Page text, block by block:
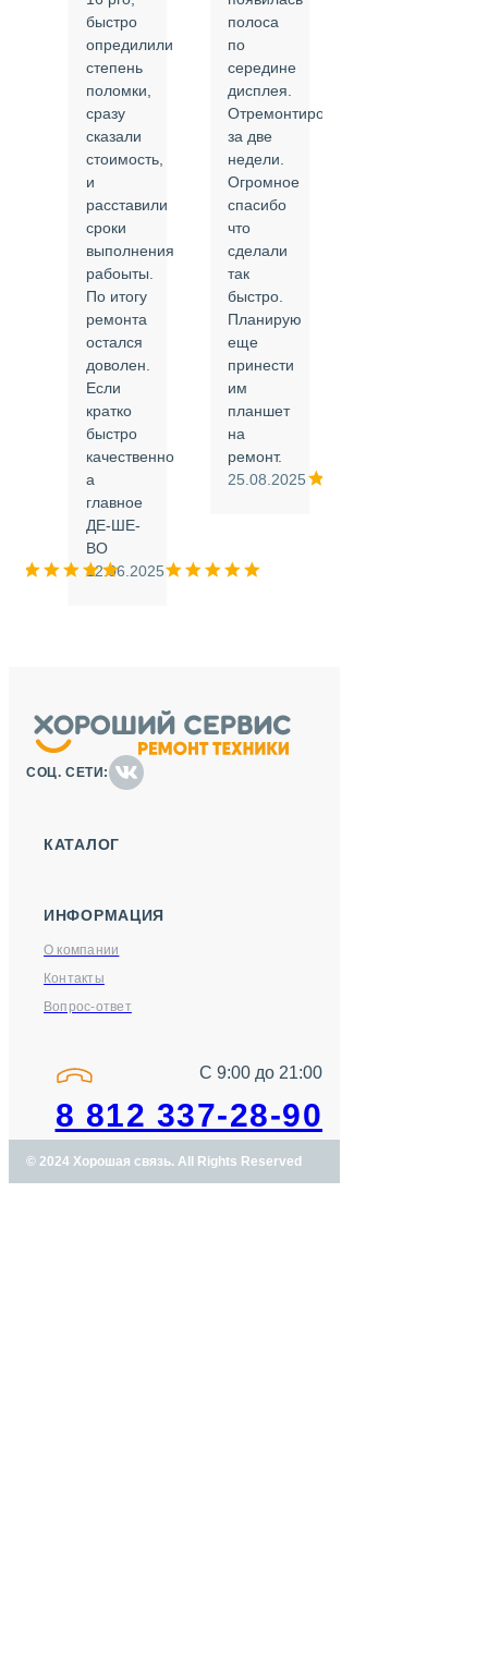
быстро
опредилили
степень
поломки,
сразу
сказали
стоимость,
и
расставили
сроки
выполнения
рабоыты.
По итогу
ремонта
остался
доволен.
Если
кратко
быстро
качественно
а
главное
ДЕ-ШЕ-
ВО
12.06.2025
полоса
по
середине
дисплея.
Отремонтировали
за две
недели.
Огромное
спасибо
что
сделали
так
быстро.
Планирую
еще
принести
им
планшет
на
ремонт.
25.08.2025
СОЦ. СЕТИ:
КАТАЛОГ
ИНФОРМАЦИЯ
О компании
Контакты
Вопрос-ответ
С 9:00 до 21:00
8 812 337-28-90
© 2024 Хорошая связь. All Rights Reserved